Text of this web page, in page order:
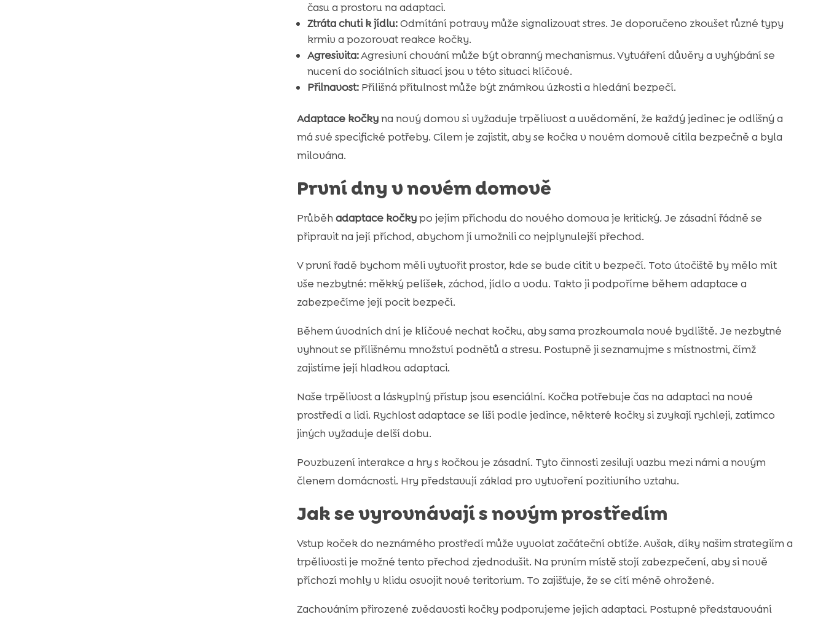
času a prostoru na adaptaci.
Ztráta chuti k jídlu:Odmítání potravy může signalizovat stres. Je doporučeno zkoušet různé typy
krmiv a pozorovat reakce kočky.
Agresivita:Agresivní chování může být obranný mechanismus. Vytváření důvěry a vyhýbání se
nucení do sociálních situací jsou v této situaci klíčové.
Přilnavost:Přílišná přítulnost může být známkou úzkosti a hledání bezpečí.
Adaptace kočkyna nový domov si vyžaduje trpělivost a uvědomění, že každý jedinec je odlišný a
má své specifické potřeby. Cílem je zajistit, aby se kočka v novém domově cítila bezpečně a byla
milována.
První dny v novém domově
Průběh adaptace kočkypo jejím příchodu do nového domova je kritický. Je zásadní řádně se
připravit na její příchod, abychom jí umožnili co nejplynulejší přechod.
V první řadě bychom měli vytvořit prostor, kde se bude cítit v bezpečí. Toto útočiště by mělo mít
vše nezbytné: měkký pelíšek, záchod, jídlo a vodu. Takto ji podpoříme během adaptace a
zabezpečíme její pocit bezpečí.
Během úvodních dní je klíčové nechat kočku, aby sama prozkoumala nové bydliště. Je nezbytné
vyhnout se přílišnému množství podnětů a stresu. Postupně ji seznamujme s místnostmi, čímž
zajistíme její hladkou adaptaci.
Naše trpělivost a láskyplný přístup jsou esenciální. Kočka potřebuje čas na adaptaci na nové
prostředí a lidi. Rychlost adaptace se liší podle jedince, některé kočky si zvykají rychleji, zatímco
jiných vyžaduje delší dobu.
Povzbuzení interakce a hry s kočkou je zásadní. Tyto činnosti zesilují vazbu mezi námi a novým
členem domácnosti. Hry představují základ pro vytvoření pozitivního vztahu.
Jak se vyrovnávají s novým prostředím
Vstup koček do neznámého prostředí může vyvolat začáteční obtíže. Avšak, díky našim strategiím a
trpělivosti je možné tento přechod zjednodušit. Na prvním místě stojí zabezpečení, aby si nově
příchozí mohly v klidu osvojit nové teritorium. To zajišťuje, že se cítí méně ohrožené.
Zachováním přirozené zvědavosti kočky podporujeme jejich adaptaci. Postupné představování